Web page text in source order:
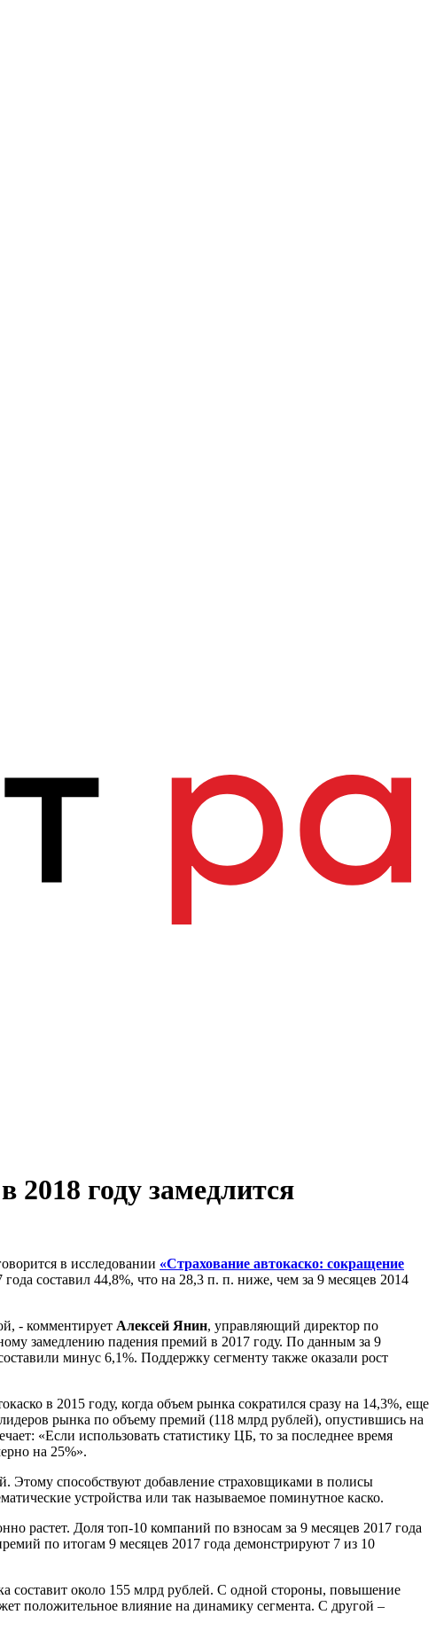
2018 году замедлится
в исследовании «Страхование автокаско: сокращение
составил 44,8%, что на 28,3 п. п. ниже, чем за 9 месяцев 2014
- комментирует Алексей Янин, управляющий директор по
замедлению падения премий в 2017 году. По данным за 9
минус 6,1%. Поддержку сегменту также оказали рост
в 2015 году, когда объем рынка сократился сразу на 14,3%, еще
рынка по объему премий (118 млрд рублей), опустившись на
«Если использовать статистику ЦБ, то за последнее время
на 25%».
Этому способствуют добавление страховщиками в полисы
устройства или так называемое поминутное каско.
растет. Доля топ-10 компаний по взносам за 9 месяцев 2017 года
по итогам 9 месяцев 2017 года демонстрируют 7 из 10
составит около 155 млрд рублей. С одной стороны, повышение
положительное влияние на динамику сегмента. С другой –